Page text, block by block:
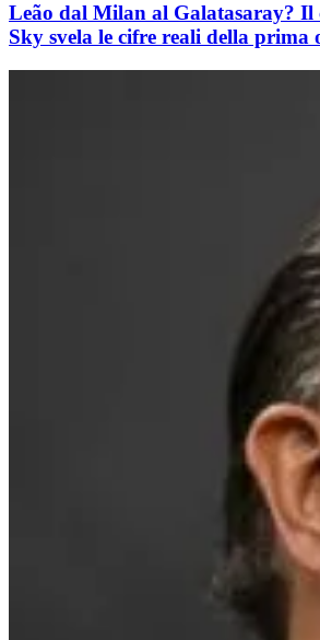
Leão dal Milan al Galatasaray? Il
Sky svela le cifre reali della prima